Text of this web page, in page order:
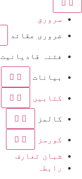
سرورق
ضروری عقائد
فتنہ قادیانیت
بیانات
کتابیں
کالمز
کورسز
شبان تعارف
رابطہ